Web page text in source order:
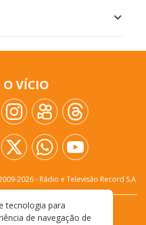
O VÍCIO
2026- Rádio e Televisão Record S.A
PRIVACIDADE
tecnologia para
de navegação de